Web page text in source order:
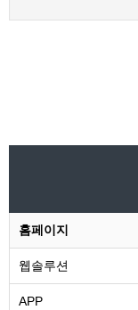
홈페이지
웹솔루션
APP